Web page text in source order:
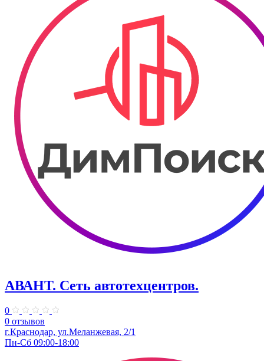
АВАНТ. ​Сеть автотехцентров.
0
0 отзывов
​г.Краснодар, ул.Меланжевая, 2/1
Пн-Сб 09:00-18:00